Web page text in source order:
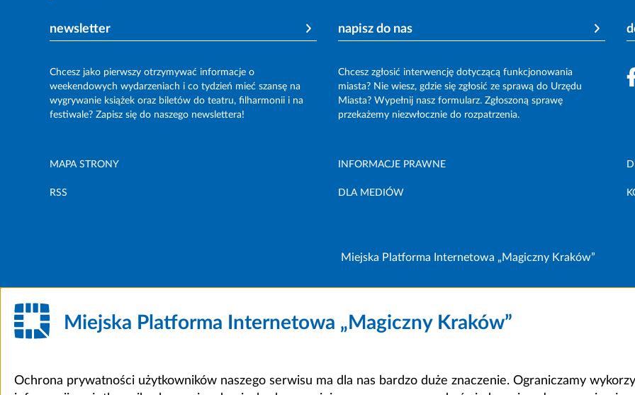
newsletter
Chcesz jako pierwszy otrzymywać informacje o
weekendowych wydarzeniach i co tydzień mieć szansę na
wygrywanie książek oraz biletów do teatru, filharmonii i na
festiwale? Zapisz się do naszego newslettera!
napisz do nas
Chcesz zgłosić interwencję dotyczącą funkcjonowania
miasta? Nie wiesz, gdzie się zgłosić ze sprawą do Urzędu
Miasta? Wypełnij nasz formularz. Zgłoszoną sprawę
przekażemy niezwłocznie do rozpatrzenia.
MAPA STRONY INFORMACJE PRAWNE
RSS DLA MEDIÓW
Miejska Platforma Internetowa „Magiczny Kraków”
Miejska Platforma Internetowa „Magiczny Kraków”
Ochrona prywatności użytkowników naszego serwisu ma dla nas bardzo duże znaczenie. Ograniczamy